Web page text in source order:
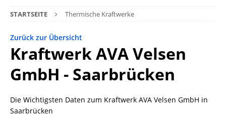
STARTSEITE Thermische Kraftwerke
Zurück zur Übersicht
Kraftwerk AVA Velsen
GmbH - Saarbrücken
Die Wichtigsten Daten zum Kraftwerk AVA Velsen GmbH in
Saarbrücken